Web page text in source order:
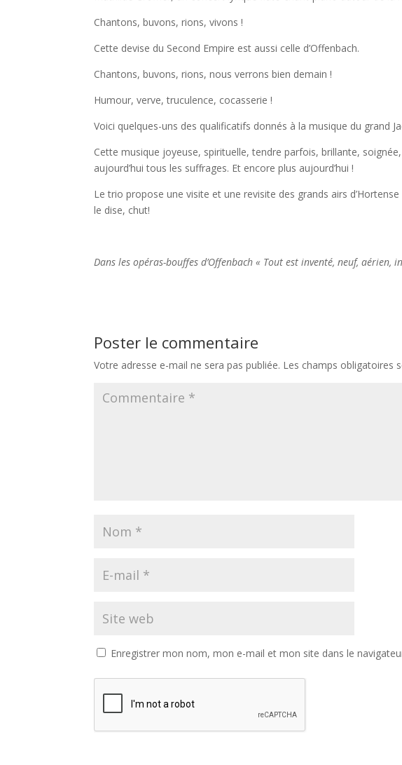
Chantons, buvons, rions, vivons !
Cette devise du Second Empire est aussi celle d’Offenbach.
Chantons, buvons, rions, nous verrons bien demain !
Humour, verve, truculence, cocasserie !
Voici quelques-uns des qualificatifs donnés à la musique du grand
Cette musique joyeuse, spirituelle, tendre parfois, brillante,
aujourd’hui tous les suffrages. Et encore plus aujourd’hui !
Le trio propose une visite et une revisite des grands airs
le dise, chut!
Dans les opéras-bouffes d’Offenbach « Tout est inventé, neuf, aérien,
Poster le commentaire
Votre adresse e-mail ne sera pas publiée. Les champs obligatoires
Enregistrer mon nom, mon e-mail et mon site dans le